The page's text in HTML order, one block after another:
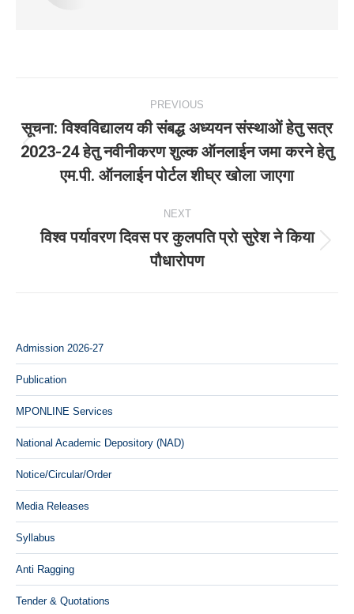
navigation
PREVIOUS
Previous
post:
सूचना: विश्वविद्यालय की संबद्ध अध्ययन संस्थाओं हेतु सत्र
2023-24 हेतु नवीनीकरण शुल्क ऑनलाईन जमा करने हेतु
एम.पी. ऑनलाईन पोर्टल शीघ्र खोला जाएगा
NEXT
Next
post:
विश्व पर्यावरण दिवस पर कुलपति प्रो सुरेश ने किया
पौधारोपण
Admission 2026-27
Publication
MPONLINE Services
National Academic Depository (NAD)
Notice/Circular/Order
Media Releases
Syllabus
Anti Ragging
Tender & Quotations